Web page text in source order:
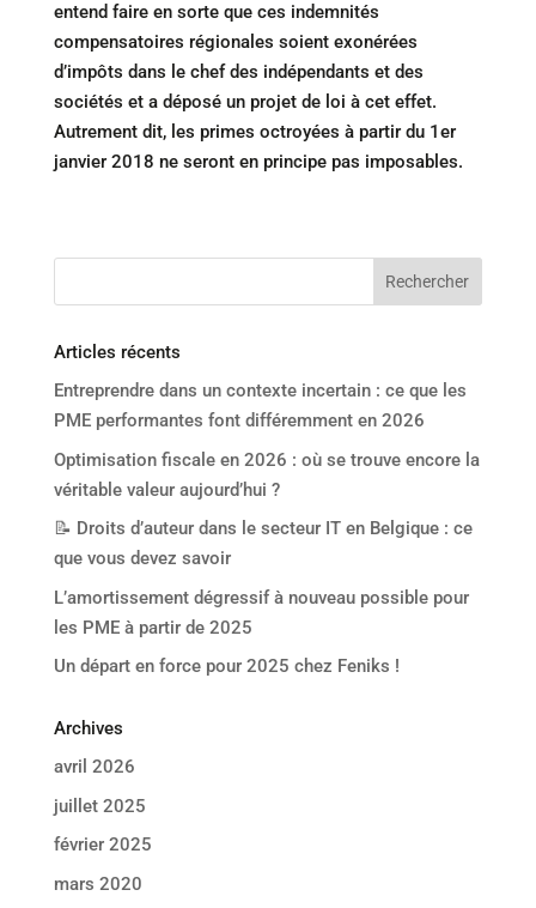
entend faire en sorte que ces indemnités
compensatoires régionales soient exonérées
d’impôts dans le chef des indépendants et des
sociétés et a déposé un projet de loi à cet effet.
Autrement dit, les primes octroyées à partir du 1er
janvier 2018 ne seront en principe pas imposables.
Articles récents
Entreprendre dans un contexte incertain : ce que les
PME performantes font différemment en 2026
Optimisation fiscale en 2026 : où se trouve encore la
véritable valeur aujourd’hui ?
📝 Droits d’auteur dans le secteur IT en Belgique : ce
que vous devez savoir
L’amortissement dégressif à nouveau possible pour
les PME à partir de 2025
Un départ en force pour 2025 chez Feniks !
Archives
avril 2026
juillet 2025
février 2025
mars 2020